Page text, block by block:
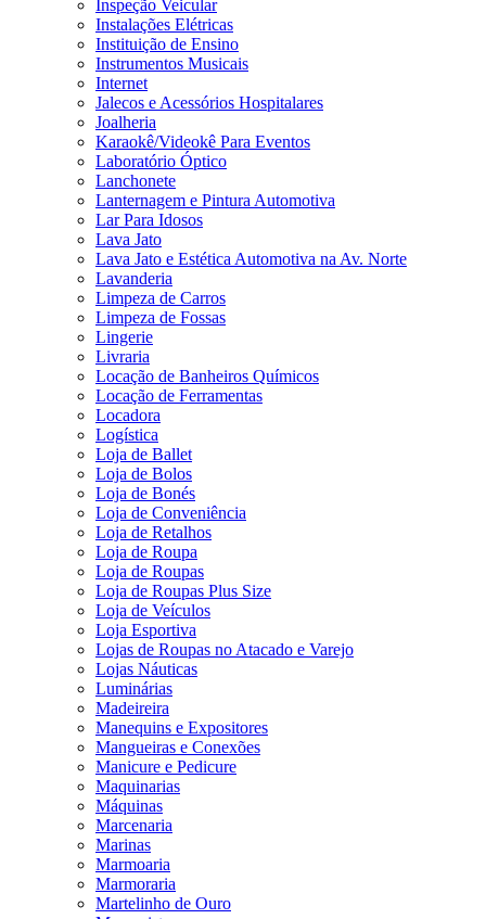
Inspeção Veicular
Instalações Elétricas
Instituição de Ensino
Instrumentos Musicais
Internet
Jalecos e Acessórios Hospitalares
Joalheria
Karaokê/Videokê Para Eventos
Laboratório Óptico
Lanchonete
Lanternagem e Pintura Automotiva
Lar Para Idosos
Lava Jato
Lava Jato e Estética Automotiva na Av. Norte
Lavanderia
Limpeza de Carros
Limpeza de Fossas
Lingerie
Livraria
Locação de Banheiros Químicos
Locação de Ferramentas
Locadora
Logística
Loja de Ballet
Loja de Bolos
Loja de Bonés
Loja de Conveniência
Loja de Retalhos
Loja de Roupa
Loja de Roupas
Loja de Roupas Plus Size
Loja de Veículos
Loja Esportiva
Lojas de Roupas no Atacado e Varejo
Lojas Náuticas
Luminárias
Madeireira
Manequins e Expositores
Mangueiras e Conexões
Manicure e Pedicure
Maquinarias
Máquinas
Marcenaria
Marinas
Marmoaria
Marmoraria
Martelinho de Ouro